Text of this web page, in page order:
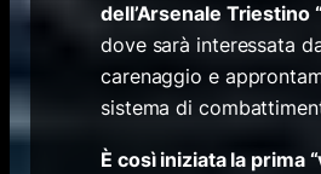
dell’Arsenale Triestino
dove sarà interessata
carenaggio e
sistema di
È così iniziata la prima